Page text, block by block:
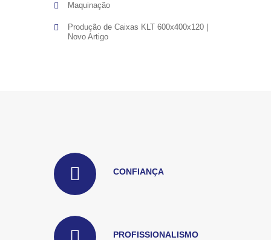
Maquinação
Produção de Caixas KLT 600x400x120 |
Novo Artigo
CONFIANÇA
PROFISSIONALISMO